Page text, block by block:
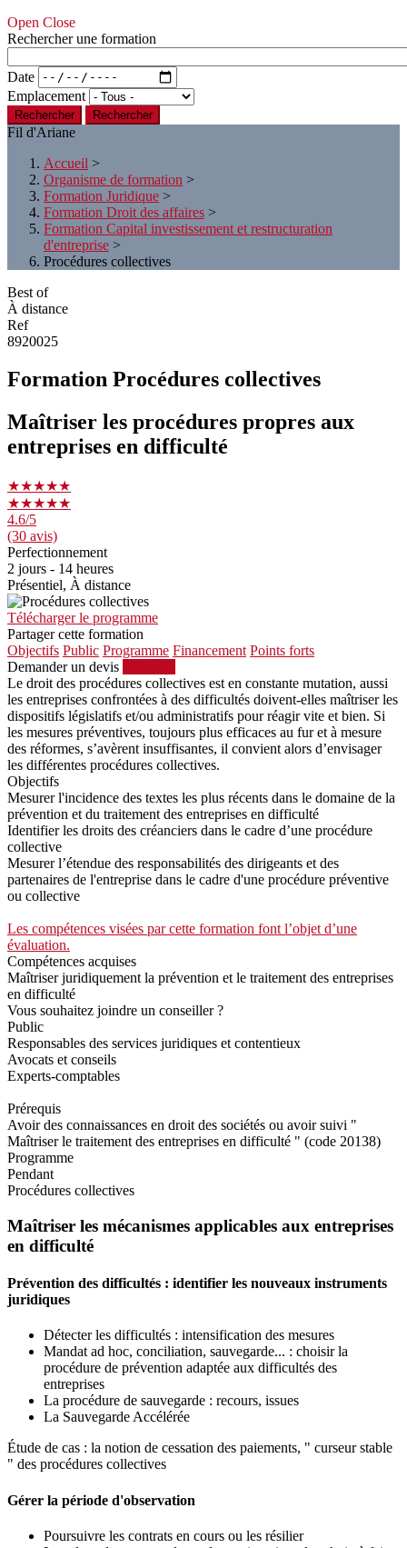
Open Close
Rechercher une formation
Date
Emplacement
Rechercher
Fil d'Ariane
Accueil >
Organisme de formation >
Formation Juridique >
Formation Droit des affaires >
Formation Capital investissement et restructuration
d'entreprise >
Procédures collectives
Best of
À distance
Ref
8920025
Formation Procédures collectives
Maîtriser les procédures propres aux
entreprises en difficulté
★★★★★
★★★★★
4.6/5
(30 avis)
Perfectionnement
2 jours - 14 heures
Présentiel, À distance
Télécharger le programme
Partager cette formation
Objectifs Public Programme Financement Points forts
Demander un devis
Le droit des procédures collectives est en constante mutation, aussi
les entreprises confrontées à des difficultés doivent-elles maîtriser les
dispositifs législatifs et/ou administratifs pour réagir vite et bien. Si
les mesures préventives, toujours plus efficaces au fur et à mesure
des réformes, s’avèrent insuffisantes, il convient alors d’envisager
les différentes procédures collectives.
Objectifs
Mesurer l'incidence des textes les plus récents dans le domaine de la
prévention et du traitement des entreprises en difficulté
Identifier les droits des créanciers dans le cadre d’une procédure
collective
Mesurer l’étendue des responsabilités des dirigeants et des
partenaires de l'entreprise dans le cadre d'une procédure préventive
ou collective
Les compétences visées par cette formation font l’objet d’une
évaluation.
Compétences acquises
Maîtriser juridiquement la prévention et le traitement des entreprises
en difficulté
Vous souhaitez joindre un conseiller ?
Public
Responsables des services juridiques et contentieux
Avocats et conseils
Experts-comptables
Prérequis
Avoir des connaissances en droit des sociétés ou avoir suivi "
Maîtriser le traitement des entreprises en difficulté " (code 20138)
Programme
Pendant
Procédures collectives
Maîtriser les mécanismes applicables aux entreprises
en difficulté
Prévention des difficultés : identifier les nouveaux instruments
juridiques
Détecter les difficultés : intensification des mesures
Mandat ad hoc, conciliation, sauvegarde... : choisir la
procédure de prévention adaptée aux difficultés des
entreprises
La procédure de sauvegarde : recours, issues
La Sauvegarde Accélérée
Étude de cas : la notion de cessation des paiements, " curseur stable
" des procédures collectives
Gérer la période d'observation
Poursuivre les contrats en cours ou les résilier